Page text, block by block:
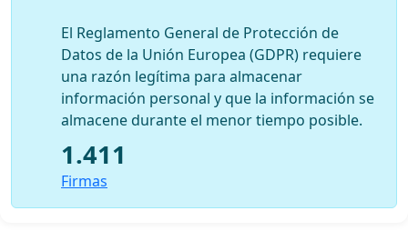
El Reglamento General de Protección de
Datos de la Unión Europea (GDPR) requiere
una razón legítima para almacenar
información personal y que la información se
almacene durante el menor tiempo posible.
1.411
Firmas